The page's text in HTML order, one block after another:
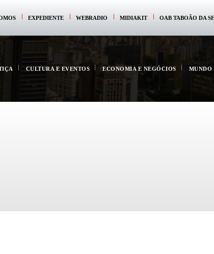
EXPEDIENTE WEBRADIO MIDIAKIT OAB TABOÃO DA
CULTURA E EVENTOS ECONOMIA E NEGÓCIOS MUNDO